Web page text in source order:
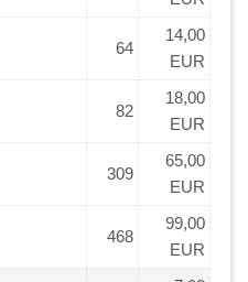
64
14,00
EUR
82
18,00
EUR
309
65,00
EUR
468
99,00
EUR